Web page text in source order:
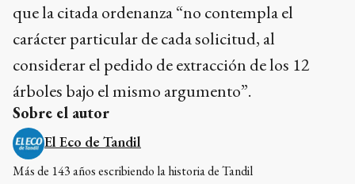
que la citada ordenanza “no contempla el
carácter particular de cada solicitud, al
considerar el pedido de extracción de los 12
árboles bajo el mismo argumento”.
Sobre el autor
El Eco de Tandil
Más de 143 años escribiendo la historia de Tandil